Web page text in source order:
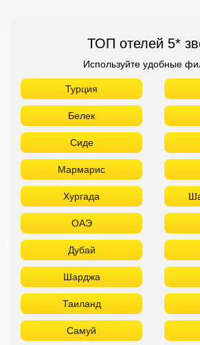
ТОП отелей 5*
Используйте удобные
Турция
Белек
Сиде
Мармарис
Хургада
ОАЭ
Дубай
Шарджа
Таиланд
Самуй